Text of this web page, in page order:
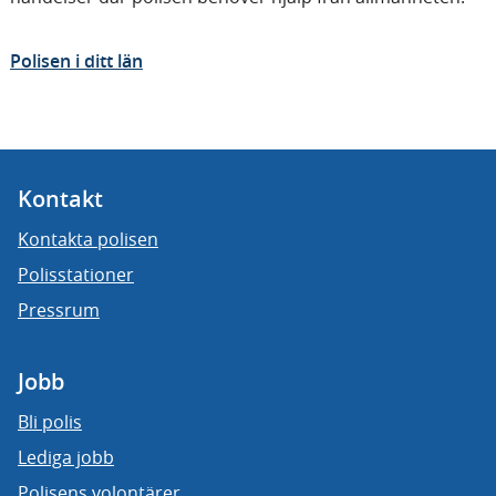
Polisen i ditt län
Kontakt
Kontakta polisen
Polisstationer
Pressrum
Jobb
Bli polis
Lediga jobb